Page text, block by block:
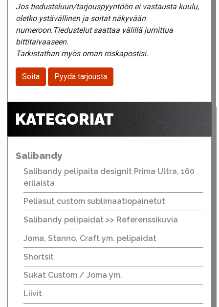
Jos tiedusteluun/tarjouspyyntöön ei vastausta kuulu,
oletko ystävällinen ja soitat näkyvään
numeroon.Tiedustelut saattaa välillä jumittua
bittitaivaaseen.
Tarkistathan myös oman roskapostisi.
Soita Pyydä tarjousta
KATEGORIAT
Salibandy
Salibandy pelipaita designit Prima Ultra, 160
erilaista
Peliasut custom sublimaatiopainetut
Salibandy pelipaidat >> Referenssikuvia
Joma, Stanno, Craft ym. pelipaidat
Shortsit
Sukat Custom / Joma ym.
Liivit